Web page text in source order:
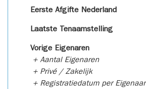
Eerste Afgifte Nederland
Laatste Tenaamstelling
Vorige Eigenaren
+ Aantal Eigenaren
+ Privé / Zakelijk
+ Registratiedatum per Eigenaar